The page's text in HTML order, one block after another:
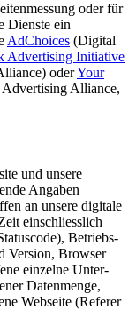
oder für
Dienste ein
AdChoices (Digital
Advertising Initiative
oderYour
Alliance,
und unsere
Angaben
an unsere digitale
einschliesslich
Betriebs­
Version, Browser
einzelne Unter-
Daten­menge,
Webseite (Referer